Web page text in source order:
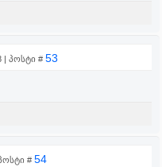
| პოსტი # 53
# 54